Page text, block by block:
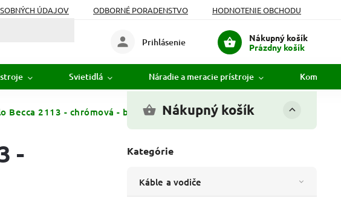
ÚDAJOV ODBORNÉ PORADENSTVO
HODNOTENIE OBCHODU
Nákupný košík
Prázdny košík
Prihlásenie
Svietidlá Náradie a meracie prístroje
Becca 2113 - chrómová - biela Nákupný košík
Kategórie
Káble a vodiče
-